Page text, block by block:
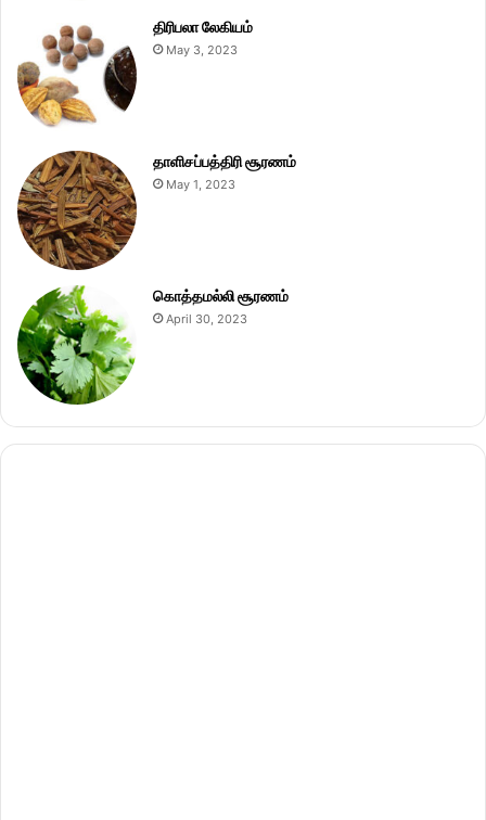
திரிபலா லேகியம்
May 3, 2023
தாளிசப்பத்திரி சூரணம்
May 1, 2023
கொத்தமல்லி சூரணம்
April 30, 2023